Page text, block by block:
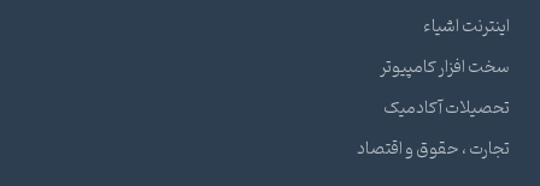
اینترنت اشیاء
سخت افزار کامپیوتر
تحصیلات آکادمیک
تجارت ، حقوق و اقتصاد